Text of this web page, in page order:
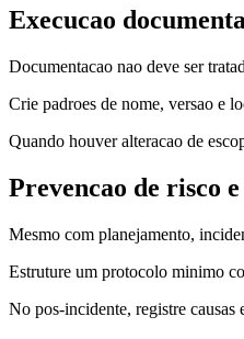
Execucao
Documentacao nao deve ser
Crie padroes de nome, versao e
Quando houver alteracao de
Prevencao de risco
Mesmo com planejamento,
Estruture um protocolo minimo
No pos-incidente, registre causas